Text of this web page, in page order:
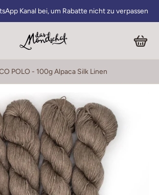
Kanal bei, um Rabatte nicht zu verpassen
POLO - 100g Alpaca Silk Linen